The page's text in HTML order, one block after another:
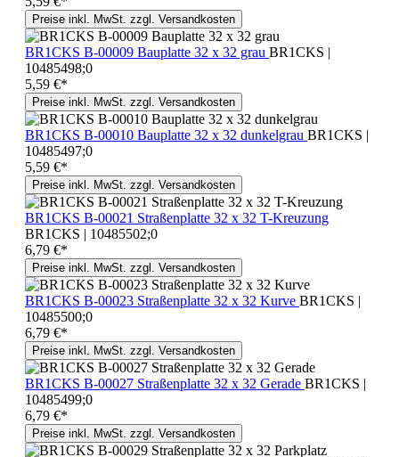
Preise inkl. MwSt. zzgl. Versandkosten
BR1CKS B-00009 Bauplatte 32 x 32 grau BR1CKS |
10485498;0
5,59 €*
Preise inkl. MwSt. zzgl. Versandkosten
BR1CKS B-00010 Bauplatte 32 x 32 dunkelgrau BR1CKS |
10485497;0
5,59 €*
Preise inkl. MwSt. zzgl. Versandkosten
BR1CKS B-00021 Straßenplatte 32 x 32 T-Kreuzung
BR1CKS | 10485502;0
6,79 €*
Preise inkl. MwSt. zzgl. Versandkosten
BR1CKS B-00023 Straßenplatte 32 x 32 Kurve BR1CKS |
10485500;0
6,79 €*
Preise inkl. MwSt. zzgl. Versandkosten
BR1CKS B-00027 Straßenplatte 32 x 32 Gerade BR1CKS |
10485499;0
6,79 €*
Preise inkl. MwSt. zzgl. Versandkosten